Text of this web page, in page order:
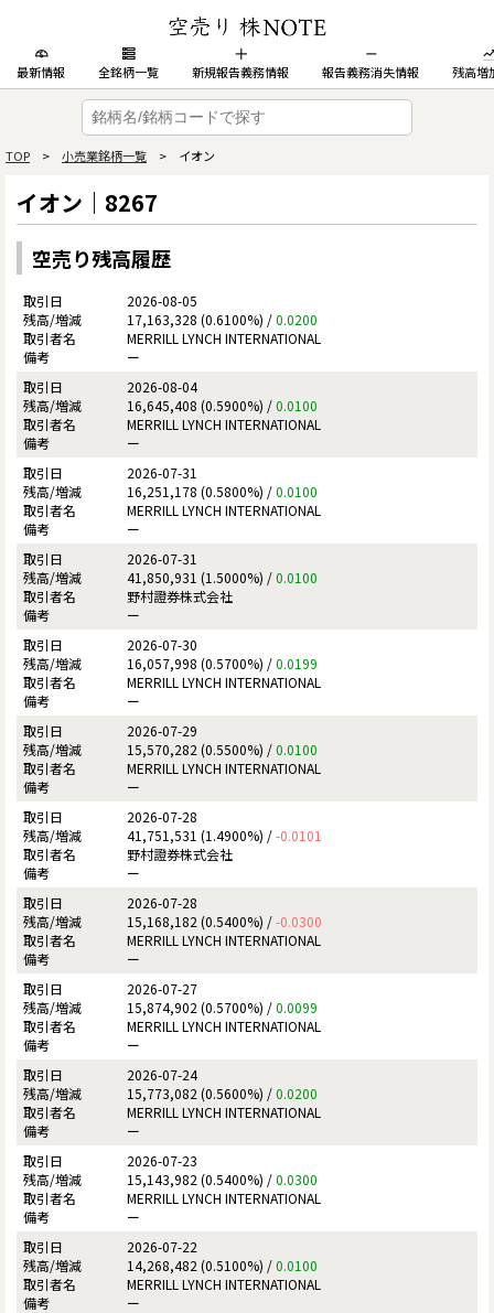
最新情報 全銘柄一覧 新規報告義務情報 報告義務消失情報 残高増
TOP > 小売業銘柄一覧 > イオン
イオン｜8267
空売り残高履歴
2026-08-05
17,163,328 (0.6100%) /0.0200
MERRILL LYNCH INTERNATIONAL
ー
2026-08-04
16,645,408 (0.5900%) /0.0100
MERRILL LYNCH INTERNATIONAL
ー
2026-07-31
16,251,178 (0.5800%) /0.0100
MERRILL LYNCH INTERNATIONAL
ー
2026-07-31
41,850,931 (1.5000%) /0.0100
野村證券株式会社
ー
2026-07-30
16,057,998 (0.5700%) /0.0199
MERRILL LYNCH INTERNATIONAL
ー
2026-07-29
15,570,282 (0.5500%) /0.0100
MERRILL LYNCH INTERNATIONAL
ー
2026-07-28
41,751,531 (1.4900%) /-0.0101
野村證券株式会社
ー
2026-07-28
15,168,182 (0.5400%) /-0.0300
MERRILL LYNCH INTERNATIONAL
ー
2026-07-27
15,874,902 (0.5700%) /0.0099
MERRILL LYNCH INTERNATIONAL
ー
2026-07-24
15,773,082 (0.5600%) /0.0200
MERRILL LYNCH INTERNATIONAL
ー
2026-07-23
15,143,982 (0.5400%) /0.0300
MERRILL LYNCH INTERNATIONAL
ー
2026-07-22
14,268,482 (0.5100%) /0.0100
MERRILL LYNCH INTERNATIONAL
ー